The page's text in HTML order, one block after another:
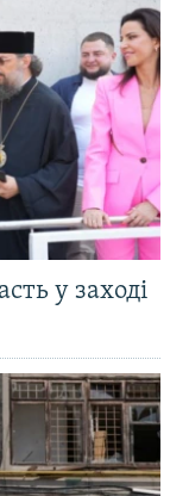
у заході